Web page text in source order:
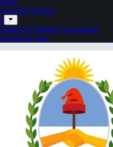
Cultura Italiana
del Tránsito Cocomarola”
Juan de Vera